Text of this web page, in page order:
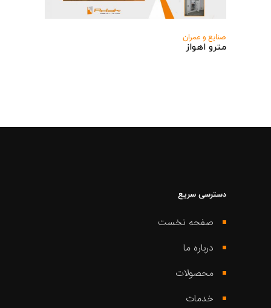
صنایع و عمران
مترو اهواز
دسترسی سریع
صفحه نخست
درباره ما
محصولات
خدمات